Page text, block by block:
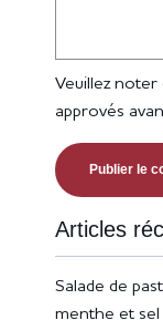
Veuillez
approvés
Articles
Salade de
menthe et